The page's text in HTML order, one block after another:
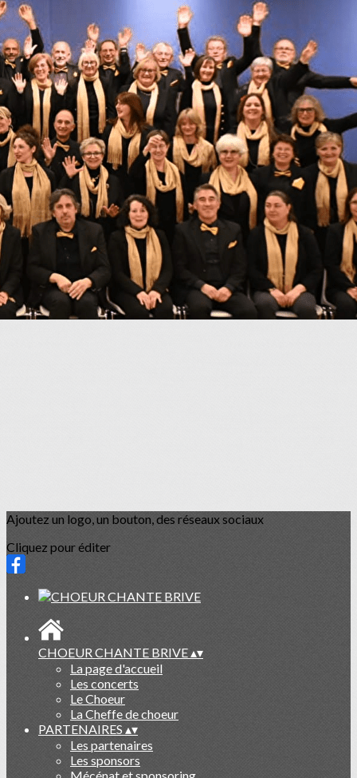
Menu
<
>
A l'affiche
Vidéos
Galerie photos
?>
Images de la page d'accueil
Cliquez pour éditer
Texte, bouton et/ou inscription à la newsletter
Cliquez pour éditer
Ajoutez un logo, un bouton, des réseaux sociaux
Cliquez pour éditer
CHOEUR CHANTE BRIVE▴▾
La page d'accueil
Les concerts
Le Choeur
La Cheffe de choeur
PARTENAIRES▴▾
Les partenaires
Les sponsors